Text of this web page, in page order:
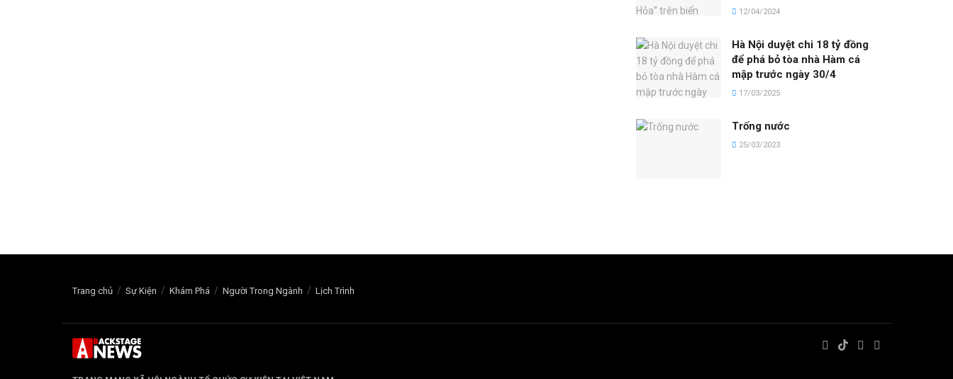
12/04/2024
Hà Nội duyệt chi 18 tỷ đồng
để phá bỏ tòa nhà Hàm cá
mập trước ngày 30/4
17/03/2025
Trống nước
25/03/2023
Trang chủ Sự Kiện Khám Phá Người Trong Ngành Lịch Trình